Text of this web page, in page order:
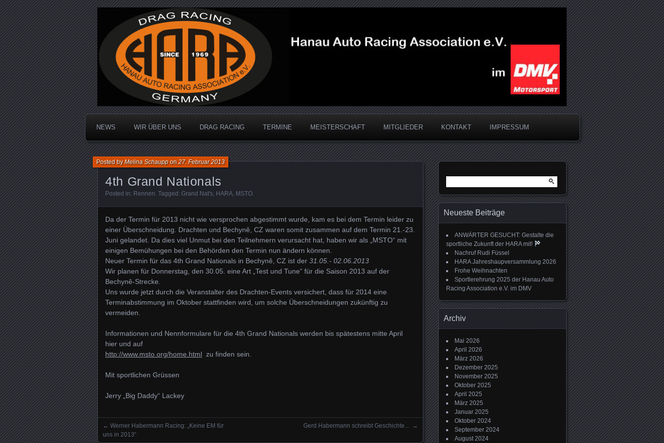
Hanau Auto Racing Association
Dragracing auf der 1/4 Meile
NEWS WIR ÜBER UNS DRAG RACING TERMINE MEISTERSCHAFT MITGLIEDER KONTAKT IMPRESSUM
4th Grand Nationals
Posted byMelina Schauppon27. Februar 2013
Posted in: Rennen. Tagged: Grand Nat's, HARA, MSTO.
Da der Termin für 2013 nicht wie versprochen abgestimmt wurde, kam es bei dem Termin leider zu
einer Überschneidung. Drachten und Bechynê, CZ waren somit zusammen auf dem Termin 21.-23.
Juni gelandet. Da dies viel Unmut bei den Teilnehmern verursacht hat, haben wir als „MSTO“ mit
einigen Bemühungen bei den Behörden den Termin nun ändern können.
Neuer Termin für das 4th Grand Nationals in Bechynê, CZ ist der 31.05.- 02.06.2013
Wir planen für Donnerstag, den 30.05. eine Art „Test und Tune“ für die Saison 2013 auf der
Bechynê-Strecke.
Uns wurde jetzt durch die Veranstalter des Drachten-Events versichert, dass für 2014 eine
Terminabstimmung im Oktober stattfinden wird, um solche Überschneidungen zukünftig zu
vermeiden.
Informationen und Nennformulare für die 4th Grand Nationals werden bis spätestens mitte April
hier und auf
http://www.msto.org/home.html zu finden sein.
Mit sportlichen Grüssen
Jerry „Big Daddy“ Lackey
Posts navigation
← Werner Habermann Racing: „Keine EM für
uns in 2013“
Gerd Habermann schreibt Geschichte… →
nach:
Neueste Beiträge
ANWÄRTER GESUCHT: Gestalte die
sportliche Zukunft der HARA mit!
Nachruf Rudi Füssel
HARA Jahreshaupversammlung 2026
Frohe Weihnachten
Sportlerehrung 2025 der Hanau Auto
Racing Association e.V. im DMV
Archiv
Mai 2026
April 2026
März 2026
Dezember 2025
November 2025
Oktober 2025
April 2025
März 2025
Januar 2025
Oktober 2024
September 2024
August 2024